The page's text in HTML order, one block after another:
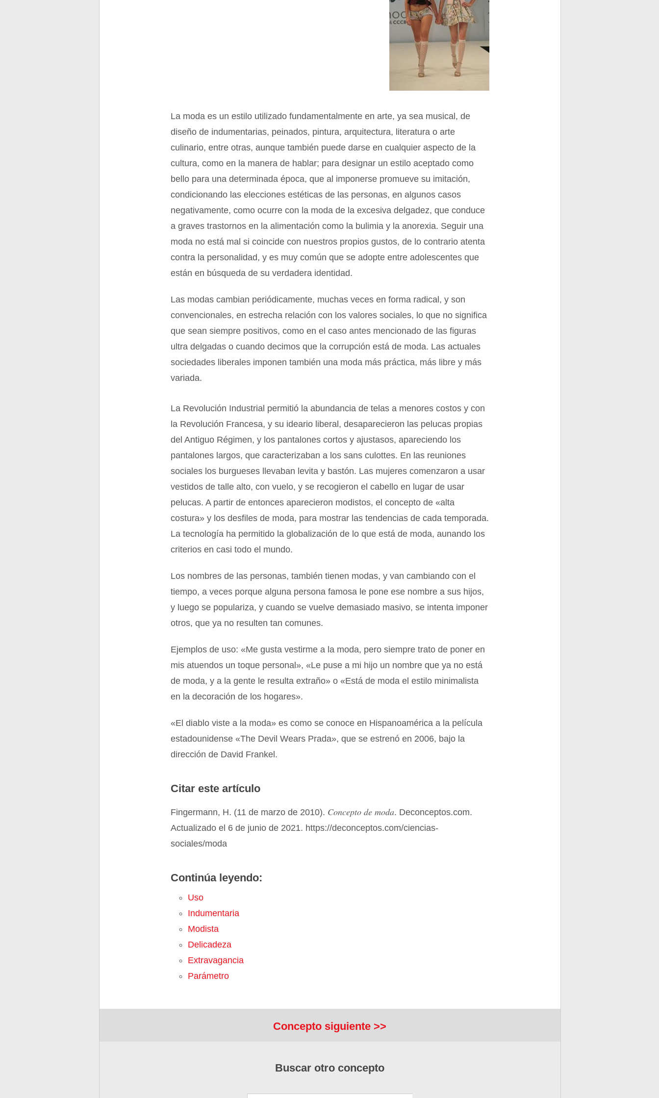
La moda es un estilo utilizado fundamentalmente en arte, ya sea musical, de
diseño de indumentarias, peinados, pintura, arquitectura, literatura o arte
culinario, entre otras, aunque también puede darse en cualquier aspecto de la
cultura, como en la manera de hablar; para designar un estilo aceptado como
bello para una determinada época, que al imponerse promueve su imitación,
condicionando las elecciones estéticas de las personas, en algunos casos
negativamente, como ocurre con la moda de la excesiva delgadez, que conduce
a graves trastornos en la alimentación como la bulimia y la anorexia. Seguir una
moda no está mal si coincide con nuestros propios gustos, de lo contrario atenta
contra la personalidad, y es muy común que se adopte entre adolescentes que
están en búsqueda de su verdadera identidad.
Las modas cambian periódicamente, muchas veces en forma radical, y son
convencionales, en estrecha relación con los valores sociales, lo que no significa
que sean siempre positivos, como en el caso antes mencionado de las figuras
ultra delgadas o cuando decimos que la corrupción está de moda. Las actuales
sociedades liberales imponen también una moda más práctica, más libre y más
variada.
La Revolución Industrial permitió la abundancia de telas a menores costos y con
la Revolución Francesa, y su ideario liberal, desaparecieron las pelucas propias
del Antiguo Régimen, y los pantalones cortos y ajustasos, apareciendo los
pantalones largos, que caracterizaban a los sans culottes. En las reuniones
sociales los burgueses llevaban levita y bastón. Las mujeres comenzaron a usar
vestidos de talle alto, con vuelo, y se recogieron el cabello en lugar de usar
pelucas. A partir de entonces aparecieron modistos, el concepto de «alta
costura» y los desfiles de moda, para mostrar las tendencias de cada temporada.
La tecnología ha permitido la globalización de lo que está de moda, aunando los
criterios en casi todo el mundo.
Los nombres de las personas, también tienen modas, y van cambiando con el
tiempo, a veces porque alguna persona famosa le pone ese nombre a sus hijos,
y luego se populariza, y cuando se vuelve demasiado masivo, se intenta imponer
otros, que ya no resulten tan comunes.
Ejemplos de uso: «Me gusta vestirme a la moda, pero siempre trato de poner en
mis atuendos un toque personal», «Le puse a mi hijo un nombre que ya no está
de moda, y a la gente le resulta extraño» o «Está de moda el estilo minimalista
en la decoración de los hogares».
«El diablo viste a la moda» es como se conoce en Hispanoamérica a la película
estadounidense «The Devil Wears Prada», que se estrenó en 2006, bajo la
dirección de David Frankel.
Citar este artículo
Fingermann, H. (11 de marzo de 2010). Concepto de moda. Deconceptos.com.
Actualizado el 6 de junio de 2021. https://deconceptos.com/ciencias-
sociales/moda
Continúa leyendo:
Uso
Indumentaria
Modista
Delicadeza
Extravagancia
Parámetro
Concepto siguiente >>
Buscar otro concepto